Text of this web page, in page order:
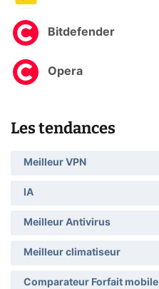
Bitdefender
Opera
Les tendances
Meilleur VPN
IA
Meilleur Antivirus
Meilleur climatiseur
Comparateur Forfait mobile